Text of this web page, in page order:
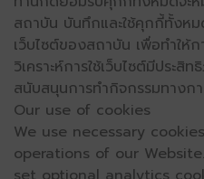
สถาบัน บันทึกและใช้คุกกี้ทั้งห
เว็บไซต์ของสถาบัน เพื่อทำให้ก
วิเคราะห์การใช้เว็บไซต์มีประ
สนับสนุนการทำกิจกรรมทางก
Our use of cookies
We use necessary
operations of our